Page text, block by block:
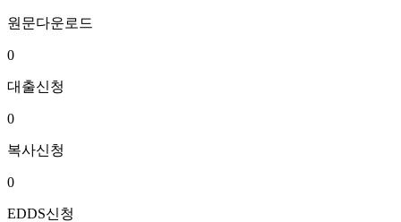
원문다운로드
0
대출신청
0
복사신청
0
EDDS신청